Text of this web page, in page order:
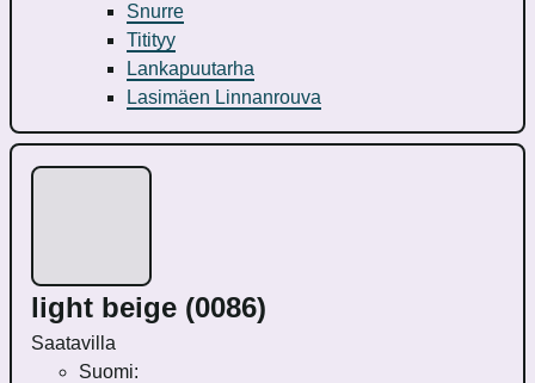
Snurre
Titityy
Lankapuutarha
Lasimäen Linnanrouva
light beige (0086)
Saatavilla
Suomi: